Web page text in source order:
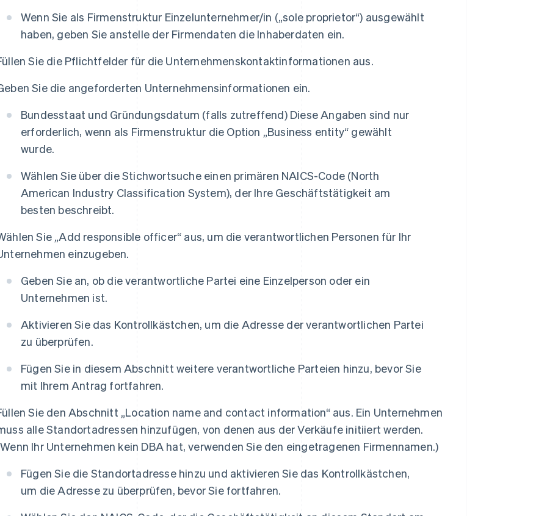
Wenn Sie als Firmenstruktur Einzelunternehmer/in („sole proprietor“) ausgewählt
haben, geben Sie anstelle der Firmendaten die Inhaberdaten ein.
Sie die Pflichtfelder für die Unternehmenskontaktinformationen aus.
Sie die angeforderten Unternehmensinformationen ein.
Bundesstaat und Gründungsdatum (falls zutreffend) Diese Angaben sind nur
erforderlich, wenn als Firmenstruktur die Option „Business entity“ gewählt
wurde.
Wählen Sie über die Stichwortsuche einen primären NAICS-Code (North
American Industry Classification System), der Ihre Geschäftstätigkeit am
besten beschreibt.
Sie „Add responsible officer“ aus, um die verantwortlichen Personen für Ihr
einzugeben.
Geben Sie an, ob die verantwortliche Partei eine Einzelperson oder ein
Unternehmen ist.
Aktivieren Sie das Kontrollkästchen, um die Adresse der verantwortlichen Partei
zu überprüfen.
Fügen Sie in diesem Abschnitt weitere verantwortliche Parteien hinzu, bevor Sie
mit Ihrem Antrag fortfahren.
Sie den Abschnitt „Location name and contact information“ aus. Ein Unternehmen
alle Standortadressen hinzufügen, von denen aus der Verkäufe initiiert werden.
Ihr Unternehmen kein DBA hat, verwenden Sie den eingetragenen Firmennamen.)
Fügen Sie die Standortadresse hinzu und aktivieren Sie das Kontrollkästchen,
um die Adresse zu überprüfen, bevor Sie fortfahren.